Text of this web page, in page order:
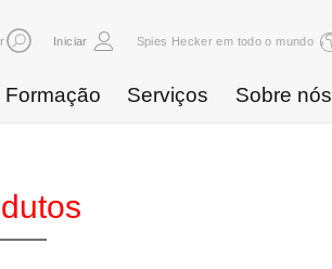
Iniciar Spies Hecker em todo o mundo
Formação Serviços Sobre nós